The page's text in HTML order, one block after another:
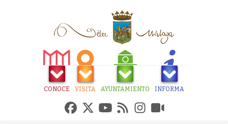
CONOCE VISITA AYUNTAMIENTO INFORMA